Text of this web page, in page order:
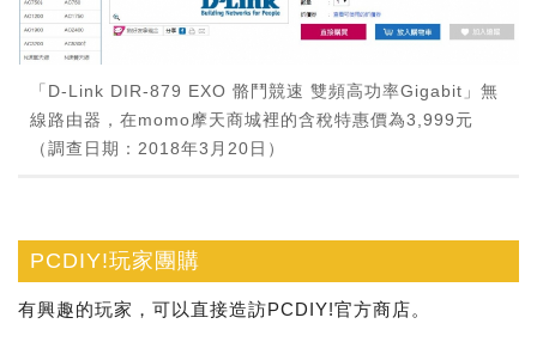
「D-Link DIR-879 EXO 骼鬥競速 雙頻高功率Gigabit」無
線路由器，在momo摩天商城裡的含稅特惠價為3,999元
（調查日期：2018年3月20日）
PCDIY!玩家團購
有興趣的玩家，可以直接造訪PCDIY!官方商店。